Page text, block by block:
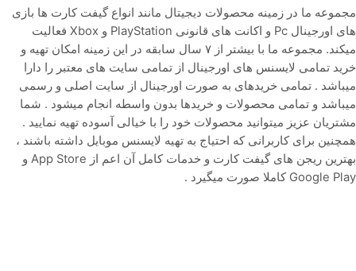
مجموعه ما در زمینه محصولات دیجیتال مانند انواع گیفت کارت ها بازی
های اورجینال Pc و اکانت های قانونی PlayStation و Xbox فعالیت
میکند. مجموعه ما با بیشتر از ۷ سال سابقه در این زمینه امکان تهیه و
خرید تمامی لایسنس های اورجینال از تمامی سایت های معتبر را دارا
میباشد . تمامی خریدهای به صورت اورجینال از سایت اصلی و رسمی
میباشد و تمامی محصولات و خریدها بدون واسطه انجام میشود . شما
مشتریان عزیز میتوانید محصولات خود را با خیالی آسوده تهیه نمایید .
همچنین برای کاربرانی که احتیاج به تهیه لایسنس موبایل داشته باشند ،
بهترین ریجن های گیفت کارت و خدمات کامل آن اعم از App Store و
Google Play کاملا صورت میگیرد .